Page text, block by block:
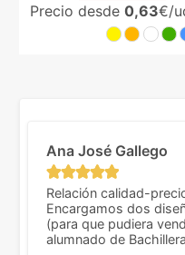
Precio desde 0,63€/
Ana José Gallego
Relación calidad-
Encargamos dos
(para que pudiera
alumnado de